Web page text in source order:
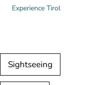
Experience Tirol
Sightseeing